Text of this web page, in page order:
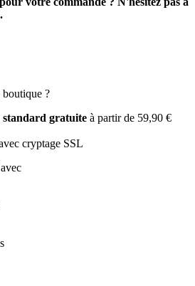
boutique ?
gratuite à partir de 59,90 €
cryptage SSL